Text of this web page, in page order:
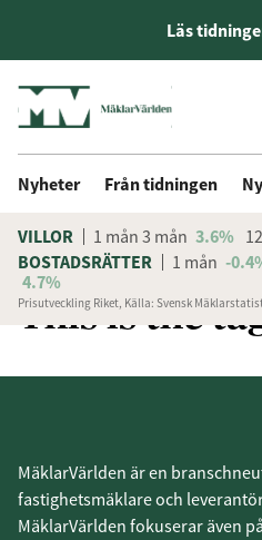
Läs
Nyheter Från tidningen
VILLOR 1 mån 3 mån 3.6%
BOSTADSRÄTTER
1 mån -
4.7%
Prisutveckling Riket, Källa: Svensk
This is the
MäklarVärlden är en
fastighetsmäklare och
MäklarVärlden fokuserar även